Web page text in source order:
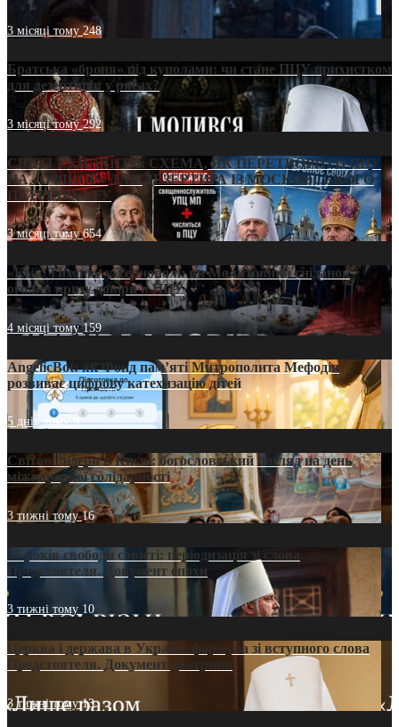
3 місяці тому248
Братська «броня» під куполами: чи стане ПЦУ прихистком
для дезертирів у рясах?
3 місяці тому292
СВЯТІ УХИЛЯНТИ: СХЕМА, ЯК ПЕРЕТВОРИТИ ПЦУ
НА «ОФШОР» ДЛЯ ДЕЗЕРТИРА ІЗ МОСКОВСЬКОГО
ПАТРІАРХАТУ
3 місяці тому654
«Кейс Тихона» у Тернополі: як Молитовний сніданок
оголив кризу довіри в ПЦУ
4 місяці тому159
AngelicBot: як Фонд пам’яті Митрополита Мефодія
розвиває цифрову катехизацію дітей
5 днів тому9
Світові лідери в Києві: богословський погляд на день
міжнародної солідарності
3 тижні тому16
35 років свободи совісті: періодизація зі слова
Предстоятеля. Документ епохи
3 тижні тому 10
Церква і держава в Україні: формула зі вступного слова
Предстоятеля. Документ доктрини
3 тижні тому13